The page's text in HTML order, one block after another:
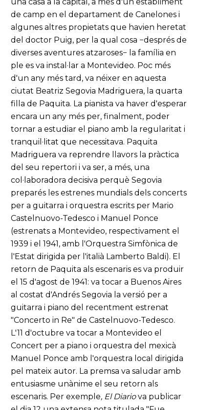
de camp en el departament de Canelones i
algunes altres propietats que havien heretat
del doctor Puig, per la qual cosa −després de
diverses aventures atzaroses− la família en
ple es va instal·lar a Montevideo. Poc més
d'un any més tard, va néixer en aquesta
ciutat Beatriz Segovia Madriguera, la quarta
filla de Paquita. La pianista va haver d'esperar
encara un any més per, finalment, poder
tornar a estudiar el piano amb la regularitat i
tranquil·litat que necessitava. Paquita
Madriguera va reprendre llavors la pràctica
del seu repertori i va ser, a més, una
col·laboradora decisiva perquè Segovia
preparés les estrenes mundials dels concerts
per a guitarra i orquestra escrits per Mario
Castelnuovo-Tedesco i Manuel Ponce
(estrenats a Montevideo, respectivament el
1939 i el 1941, amb l'Orquestra Simfònica de
l'Estat dirigida per l'italià Lamberto Baldi). El
retorn de Paquita als escenaris es va produir
el 15 d'agost de 1941: va tocar a Buenos Aires
al costat d'Andrés Segovia la versió per a
guitarra i piano del recentment estrenat
"Concerto in Re" de Castelnuovo-Tedesco.
L'11 d'octubre va tocar a Montevideo el
Concert per a piano i orquestra del mexicà
Manuel Ponce amb l'orquestra local dirigida
pel mateix autor. La premsa va saludar amb
entusiasme unànime el seu retorn als
escenaris. Per exemple, El Diariova publicar